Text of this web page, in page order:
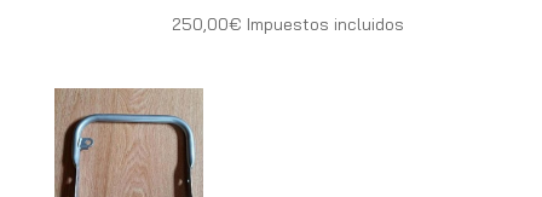
250,00€ Impuestos incluidos